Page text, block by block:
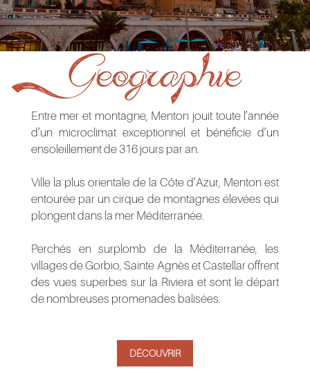
Geographie
Entre mer et montagne, Menton jouit toute l’année
d’un microclimat exceptionnel et bénéficie d’un
ensoleillement de 316 jours par an.
Ville la plus orientale de la Côte d’Azur, Menton est
entourée par un cirque de montagnes élevées qui
plongent dans la mer Méditerranée.
Perchés en surplomb de la Méditerranée, les
villages de Gorbio, Sainte Agnès et Castellar offrent
des vues superbes sur la Riviera et sont le départ
de nombreuses promenades balisées.
DÉCOUVRIR